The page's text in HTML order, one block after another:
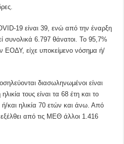
19 είναι 39, ενώ από την έναρξη
συνολικά 6.797 θάνατοι. Το 95,7%
είχε υποκείμενο νόσημα ή/
διασωληνωμένοι είναι
τους είναι τα 68 έτη και τo
και ηλικία 70 ετών και άνω. Από
από τις ΜΕΘ άλλοι 1.416